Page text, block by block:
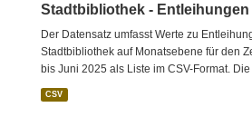
Stadtbibliothek - Entleihungen
Der Datensatz umfasst Werte zu
Stadtbibliothek auf Monatsebene für den
bis Juni 2025 als Liste im CSV-Format.
CSV